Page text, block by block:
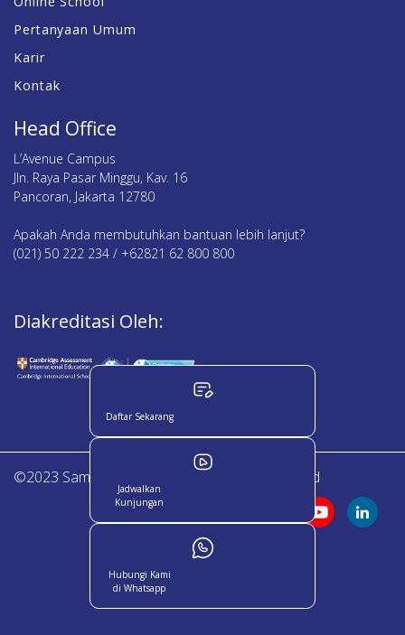
Pertanyaan Umum
Karir
Kontak
Head Office
L’Avenue Campus
Jln. Raya Pasar Minggu, Kav. 16
Pancoran, Jakarta 12780
Apakah Anda membutuhkan bantuan lebih lanjut?
(021) 50 222 234 / +62821 62 800 800
Diakreditasi Oleh:
©2023 Sampoerna Academy. All Right Reserved
Daftar Sekarang
Jadwalkan
Kunjungan
Hubungi Kami
di Whatsapp